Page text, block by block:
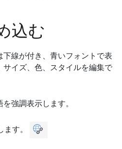
込む
線が付き、青いフォントで表
イズ、色、スタイルを編集で
強調表示します。
ます。